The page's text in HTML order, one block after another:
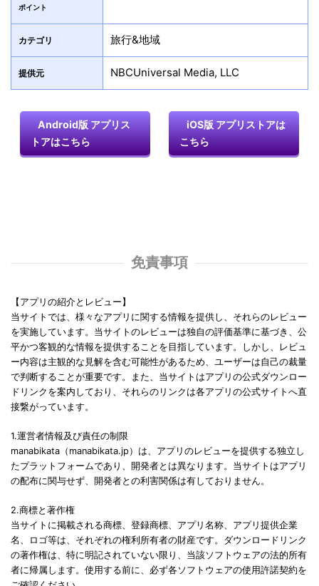
ポイント
カテゴリ 旅行&地域
提供元 NBCUniversal Media, LLC
Android版 アプリス
トアはこちら
iOS版 アプリストアは
こちら
免責事項
【アプリの紹介とレビュー】
当サイトでは、様々なアプリに関する情報を提供し、それらのレビュー
を実施しています。当サイトのレビューは独自の評価基準に基づき、公
平かつ客観的な情報を提供することを目指しています。しかし、レビュ
ー内容は主観的な見解を含む可能性があるため、ユーザーは自己の裁量
で判断することが重要です。また、当サイトはアプリの公式ダウンロー
ドリンクを案内しており、それらのリンクは各アプリの公式サイトへ直
接繋がっています。
1.運営者情報及び責任の制限
manabikata（manabikata.jp）は、アプリのレビューを提供する独立し
たプラットフォームであり、開発者とは異なります。当サイトはアプリ
の配布に関与せず、開発者との利害関係は有しておりません。
2.商標と著作権
当サイトに掲載される商標、登録商標、アプリ名称、アプリ提供企業
名、ロゴ等は、それぞれの権利所有者の財産です。ダウンロードリンク
の著作権は、特に明記されていない限り、当該ソフトウェアの法的所有
者に帰属します。使用する前に、必ず各ソフトウェアの使用許諾契約を